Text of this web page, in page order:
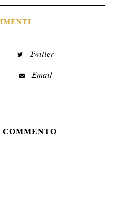
Twitter
Email